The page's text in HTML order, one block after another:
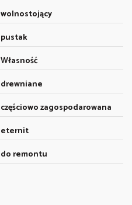
wolnostojący
pustak
Własność
drewniane
częściowo zagospodarowana
eternit
do remontu